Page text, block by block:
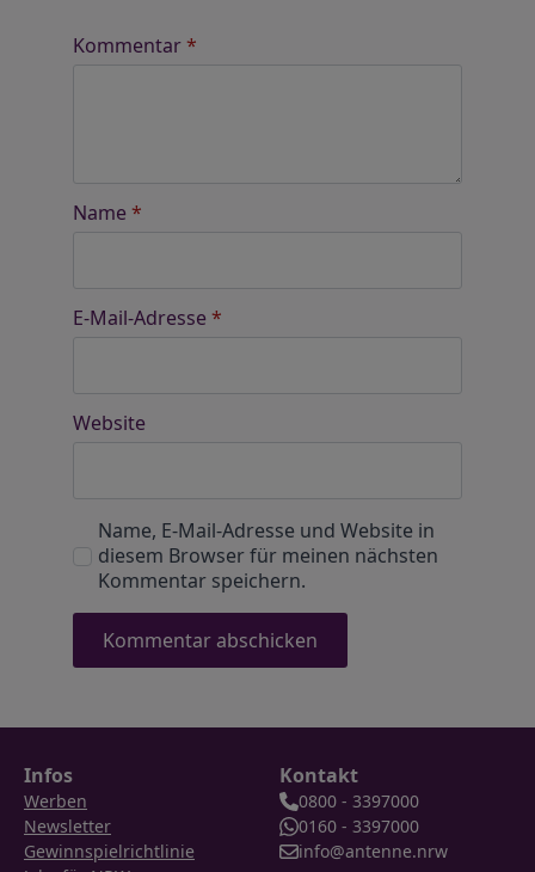
Kommentar*
Name *
E-Mail-Adresse *
Website
Name, E-Mail-Adresse und Website in
diesem Browser für meinen nächsten
Kommentar speichern.
Infos
Werben
Newsletter
Gewinnspielrichtlinie
Kontakt
0800 - 3397000
0160 - 3397000
info@antenne.nrw